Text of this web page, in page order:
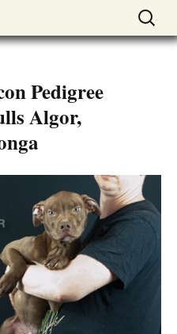
DOGNIK
APBT
Найти:
Pedigree
Algor,